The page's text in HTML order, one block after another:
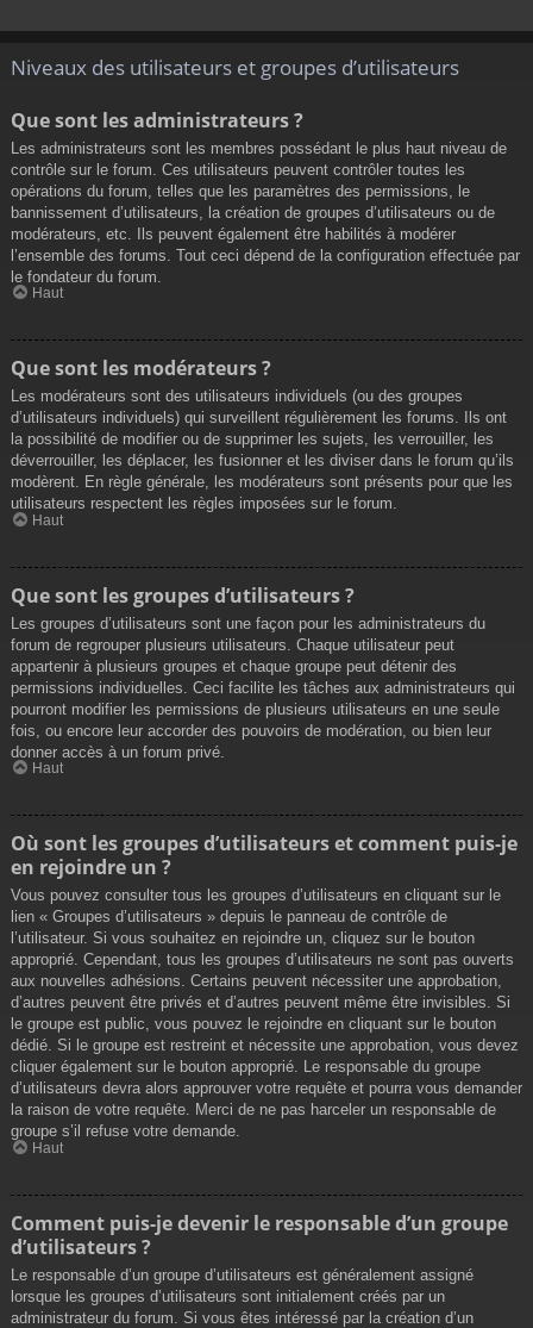
Niveaux des utilisateurs et groupes d’utilisateurs
Que sont les administrateurs ?
Les administrateurs sont les membres possédant le plus haut niveau de
contrôle sur le forum. Ces utilisateurs peuvent contrôler toutes les
opérations du forum, telles que les paramètres des permissions, le
bannissement d’utilisateurs, la création de groupes d’utilisateurs ou de
modérateurs, etc. Ils peuvent également être habilités à modérer
l’ensemble des forums. Tout ceci dépend de la configuration effectuée par
le fondateur du forum.
Haut
Que sont les modérateurs ?
Les modérateurs sont des utilisateurs individuels (ou des groupes
d’utilisateurs individuels) qui surveillent régulièrement les forums. Ils ont
la possibilité de modifier ou de supprimer les sujets, les verrouiller, les
déverrouiller, les déplacer, les fusionner et les diviser dans le forum qu’ils
modèrent. En règle générale, les modérateurs sont présents pour que les
utilisateurs respectent les règles imposées sur le forum.
Haut
Que sont les groupes d’utilisateurs ?
Les groupes d’utilisateurs sont une façon pour les administrateurs du
forum de regrouper plusieurs utilisateurs. Chaque utilisateur peut
appartenir à plusieurs groupes et chaque groupe peut détenir des
permissions individuelles. Ceci facilite les tâches aux administrateurs qui
pourront modifier les permissions de plusieurs utilisateurs en une seule
fois, ou encore leur accorder des pouvoirs de modération, ou bien leur
donner accès à un forum privé.
Haut
Où sont les groupes d’utilisateurs et comment puis-je
en rejoindre un ?
Vous pouvez consulter tous les groupes d’utilisateurs en cliquant sur le
lien « Groupes d’utilisateurs » depuis le panneau de contrôle de
l’utilisateur. Si vous souhaitez en rejoindre un, cliquez sur le bouton
approprié. Cependant, tous les groupes d’utilisateurs ne sont pas ouverts
aux nouvelles adhésions. Certains peuvent nécessiter une approbation,
d’autres peuvent être privés et d’autres peuvent même être invisibles. Si
le groupe est public, vous pouvez le rejoindre en cliquant sur le bouton
dédié. Si le groupe est restreint et nécessite une approbation, vous devez
cliquer également sur le bouton approprié. Le responsable du groupe
d’utilisateurs devra alors approuver votre requête et pourra vous demander
la raison de votre requête. Merci de ne pas harceler un responsable de
groupe s’il refuse votre demande.
Haut
Comment puis-je devenir le responsable d’un groupe
d’utilisateurs ?
Le responsable d’un groupe d’utilisateurs est généralement assigné
lorsque les groupes d’utilisateurs sont initialement créés par un
administrateur du forum. Si vous êtes intéressé par la création d’un